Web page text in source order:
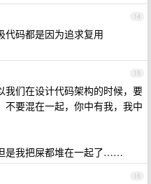
14
代码都是因为追求复用
15
我们在设计代码架构的时候，要
要混在一起，你中有我，我中
是我把屎都堆在一起了……
16